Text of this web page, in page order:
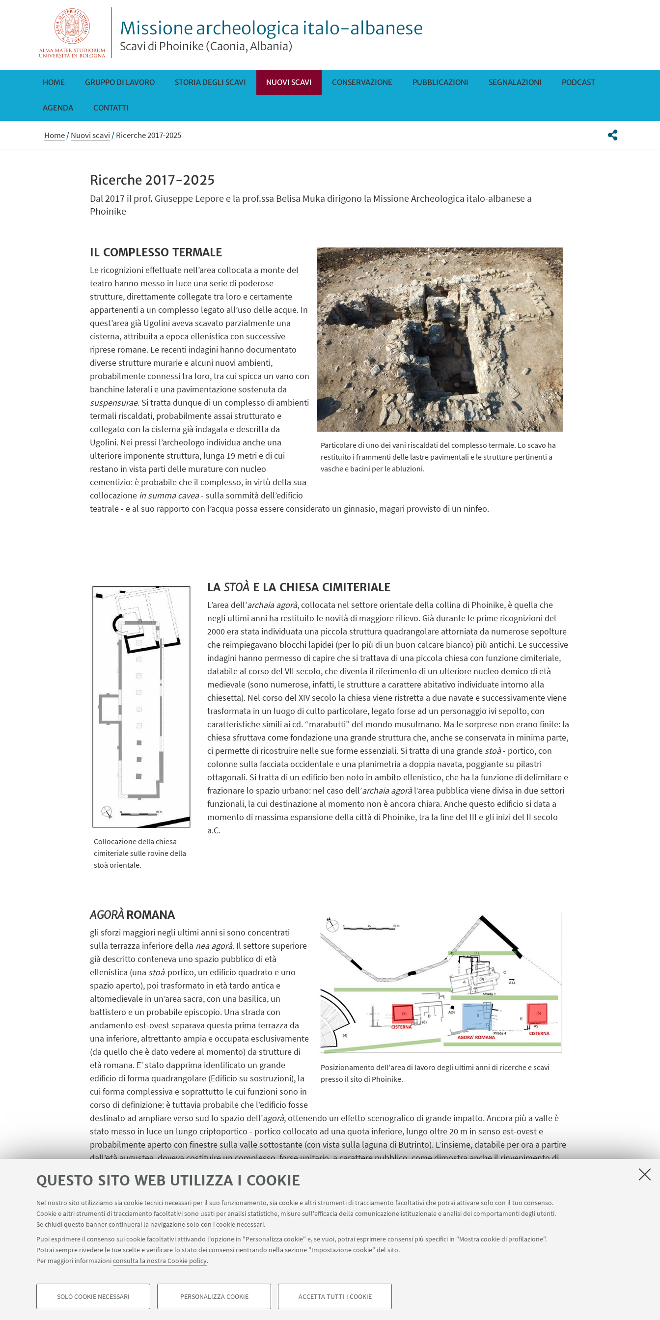
QUESTO SITO WEB UTILIZZA I COOKIE
Nel nostro sito utilizziamo sia cookie tecnici necessari per il suo funzionamento, sia cookie e altri strumenti di tracciamento facoltativi che potrai attivare solo con il tuo consenso.
Cookie e altri strumenti di tracciamento facoltativi sono usati per analisi statistiche, misure sull'efficacia della comunicazione istituzionale e analisi dei comportamenti degli utenti.
Se chiudi questo banner continuerai la navigazione solo con i cookie necessari.
Puoi esprimere il consenso sui cookie facoltativi attivando l'opzione in "Personalizza cookie" e, se vuoi, potrai esprimere consensi più specifici in "Mostra cookie di profilazione".
Potrai sempre rivedere le tue scelte e verificare lo stato dei consensi rientrando nella sezione "Impostazione cookie" del sito.
Per maggiori informazioniconsulta la nostra Cookie policy.
COOKIE DI PROFILAZIONE - FACOLTATIVI COOKIE TECNICI - NECESSARI
SOLO COOKIE NECESSARI PERSONALIZZA COOKIE ACCETTA TUTTI I COOKIE
Missione archeologica italo-albanese
Scavi di Phoinike (Caonia, Albania)
HOME GRUPPO DI LAVORO STORIA DEGLI SCAVI NUOVI SCAVI CONSERVAZIONE PUBBLICAZIONI SEGNALAZIONI PODCAST
AGENDA CONTATTI
Home/Nuovi scavi /Ricerche 2017-2025
Ricerche 2017-2025
Dal 2017 il prof. Giuseppe Lepore e la prof.ssa Belisa Muka dirigono la Missione Archeologica italo-albanese a
Phoinike
Particolare di uno dei vani riscaldati del complesso termale. Lo scavo ha
restituito i frammenti delle lastre pavimentali e le strutture pertinenti a
vasche e bacini per le abluzioni.
IL COMPLESSO TERMALE
Le ricognizioni effettuate nell’area collocata a monte del
teatro hanno messo in luce una serie di poderose
strutture, direttamente collegate tra loro e certamente
appartenenti a un complesso legato all’uso delle acque. In
quest’area già Ugolini aveva scavato parzialmente una
cisterna, attribuita a epoca ellenistica con successive
riprese romane. Le recenti indagini hanno documentato
diverse strutture murarie e alcuni nuovi ambienti,
probabilmente connessi tra loro, tra cui spicca un vano con
banchine laterali e una pavimentazione sostenuta da
suspensurae. Si tratta dunque di un complesso di ambienti
termali riscaldati, probabilmente assai strutturato e
collegato con la cisterna già indagata e descritta da
Ugolini. Nei pressi l’archeologo individua anche una
ulteriore imponente struttura, lunga 19 metri e di cui
restano in vista parti delle murature con nucleo
cementizio: è probabile che il complesso, in virtù della sua
collocazione in summa cavea- sulla sommità dell’edificio
teatrale - e al suo rapporto con l’acqua possa essere considerato un ginnasio, magari provvisto di un ninfeo.
Collocazione della chiesa
cimiteriale sulle rovine della
stoà orientale.
LASTOÀ E LA CHIESA CIMITERIALE
L’area dell’archaia agorà, collocata nel settore orientale della collina di Phoinike, è quella che
negli ultimi anni ha restituito le novità di maggiore rilievo. Già durante le prime ricognizioni del
2000 era stata individuata una piccola struttura quadrangolare attorniata da numerose sepolture
che reimpiegavano blocchi lapidei (per lo più di un buon calcare bianco) più antichi. Le successive
indagini hanno permesso di capire che si trattava di una piccola chiesa con funzione cimiteriale,
databile al corso del VII secolo, che diventa il riferimento di un ulteriore nucleo demico di età
medievale (sono numerose, infatti, le strutture a carattere abitativo individuate intorno alla
chiesetta). Nel corso del XIV secolo la chiesa viene ristretta a due navate e successivamente viene
trasformata in un luogo di culto particolare, legato forse ad un personaggio ivi sepolto, con
caratteristiche simili ai cd. “marabutti” del mondo musulmano. Ma le sorprese non erano finite: la
chiesa sfruttava come fondazione una grande struttura che, anche se conservata in minima parte,
ci permette di ricostruire nelle sue forme essenziali. Si tratta di una grande stoà- portico, con
colonne sulla facciata occidentale e una planimetria a doppia navata, poggiante su pilastri
ottagonali. Si tratta di un edificio ben noto in ambito ellenistico, che ha la funzione di delimitare e
frazionare lo spazio urbano: nel caso dell’archaia agoràl’area pubblica viene divisa in due settori
funzionali, la cui destinazione al momento non è ancora chiara. Anche questo edificio si data a
momento di massima espansione della città di Phoinike, tra la fine del III e gli inizi del II secolo
a.C.
Posizionamento dell'area di lavoro degli ultimi anni di ricerche e scavi
presso il sito di Phoinike.
AGORÀ ROMANA
gli sforzi maggiori negli ultimi anni si sono concentrati
sulla terrazza inferiore della nea agorà. Il settore superiore
già descritto conteneva uno spazio pubblico di età
ellenistica (una stoà-portico, un edificio quadrato e uno
spazio aperto), poi trasformato in età tardo antica e
altomedievale in un’area sacra, con una basilica, un
battistero e un probabile episcopio. Una strada con
andamento est-ovest separava questa prima terrazza da
una inferiore, altrettanto ampia e occupata esclusivamente
(da quello che è dato vedere al momento) da strutture di
età romana. E’ stato dapprima identificato un grande
edificio di forma quadrangolare (Edificio su sostruzioni), la
cui forma complessiva e soprattutto le cui funzioni sono in
corso di definizione: è tuttavia probabile che l’edificio fosse
destinato ad ampliare verso sud lo spazio dell’agorà, ottenendo un effetto scenografico di grande impatto. Ancora più a valle è
stato messo in luce un lungo criptoportico - portico collocato ad una quota inferiore, lungo oltre 20 m in senso est-ovest e
probabilmente aperto con finestre sulla valle sottostante (con vista sulla laguna di Butrinto). L’insieme, databile per ora a partire
dall’età augustea, doveva costituire un complesso, forse unitario, a carattere pubblico, come dimostra anche il rinvenimento di
Dipartimento di Beni Culturali, via degli Ariani 1 - 48121 Ravenna
+39 0544 936711
dbc.dipartimento@pec.unibo.it
Seguici su:
©Copyright 2026 - ALMA MATER STUDIORUM - Università di Bologna - Via Zamboni, 33 - 40126 Bologna - PI: 01131710376 - CF: 80007010376 -